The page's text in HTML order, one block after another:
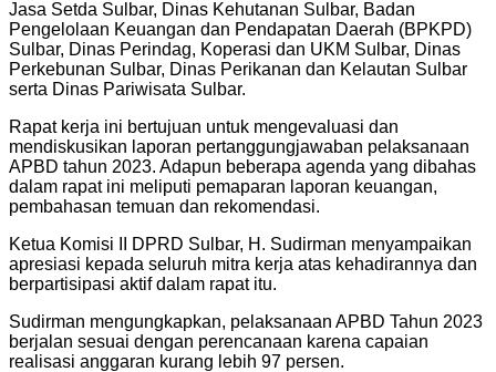
Jasa Setda Sulbar, Dinas Kehutanan Sulbar, Badan
Pengelolaan Keuangan dan Pendapatan Daerah (BPKPD)
Sulbar, Dinas Perindag, Koperasi dan UKM Sulbar, Dinas
Perkebunan Sulbar, Dinas Perikanan dan Kelautan Sulbar
serta Dinas Pariwisata Sulbar.
Rapat kerja ini bertujuan untuk mengevaluasi dan
mendiskusikan laporan pertanggungjawaban pelaksanaan
APBD tahun 2023. Adapun beberapa agenda yang dibahas
dalam rapat ini meliputi pemaparan laporan keuangan,
pembahasan temuan dan rekomendasi.
Ketua Komisi II DPRD Sulbar, H. Sudirman menyampaikan
apresiasi kepada seluruh mitra kerja atas kehadirannya dan
berpartisipasi aktif dalam rapat itu.
Sudirman mengungkapkan, pelaksanaan APBD Tahun 2023
berjalan sesuai dengan perencanaan karena capaian
realisasi anggaran kurang lebih 97 persen.